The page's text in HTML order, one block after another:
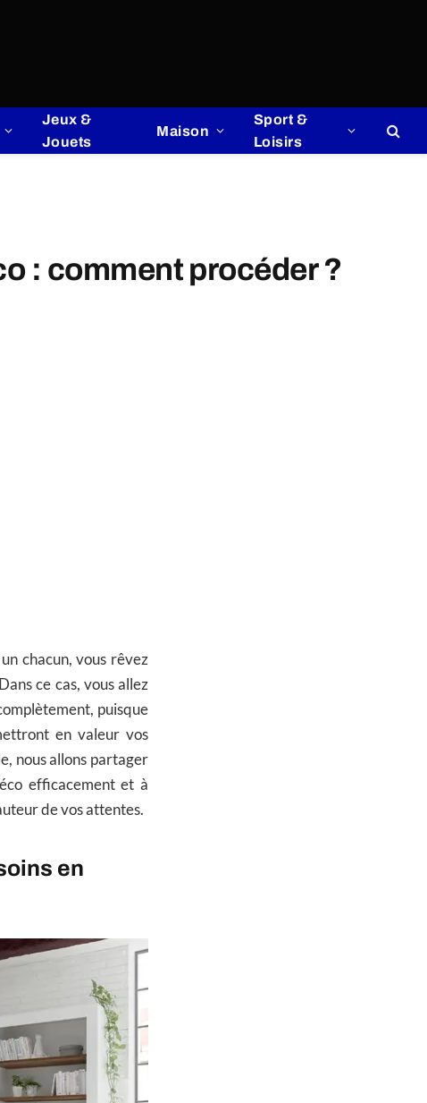
Jeux &
Jouets
Maison
Sport &
Loisirs
: comment procéder ?
chacun, vous rêvez
ce cas, vous allez
puisque
en valeur vos
nous allons partager
efficacement et à
de vos attentes.
en